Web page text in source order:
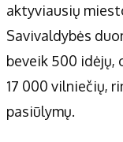
aktyviausių
Savivaldybės
beveik 500 idėjų,
17 000 vilniečių,
pasiūlymų.